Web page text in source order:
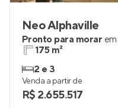
Neo Alphaville
Pronto para morar em
175 m²
2 e 3
Venda a partir de
R$ 2.655.517